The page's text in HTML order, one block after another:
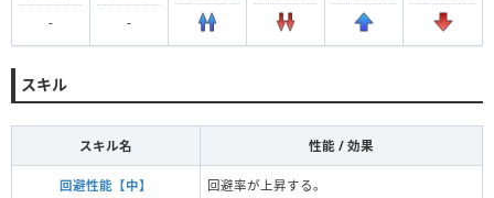
- -
スキル
スキル名 性能 / 効果
回避性能【中】 回避率が上昇する。